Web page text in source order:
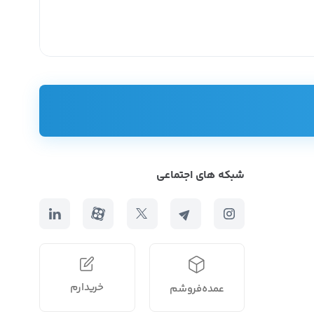
سرویس ظروف پذیرایی است.
قیمت محصول می‌شود.
نمی‌شوند و این شیوه خرید همواره رضایت مشتریان را نیز به
شبکه های اجتماعی
عمده‌فروشم خریدارم